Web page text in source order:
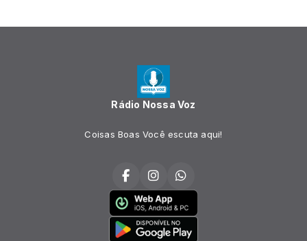
Rádio Nossa Voz
Coisas Boas Você escuta aqui!